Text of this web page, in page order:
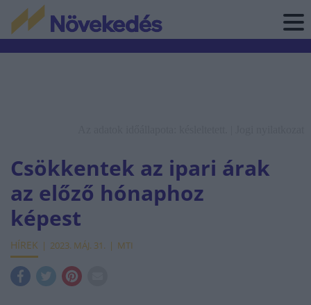
Csökkentek az ipari árak
az előző hónaphoz
képest
HÍREK 2023. MÁJ. 31. MTI